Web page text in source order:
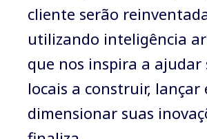
cliente serão
utilizando inteligência
que nos inspira a
locais a construir, lançar
dimensionar suas